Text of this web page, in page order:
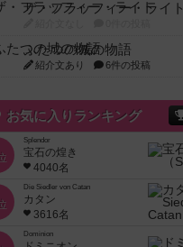
ザ・フラッフィー・ライト
ふたつの城の物語
紹介文あり 6件の投稿
お気に入りランキング
Splendor
宝石の煌き
4040名
Die Siedler von Catan
カタン
3616名
Dominion